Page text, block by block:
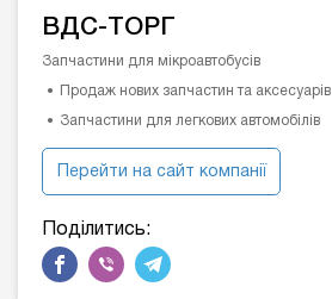
ВДС-ТОРГ
Запчастини для мікроавтобусів
Продаж нових запчастин та аксесуарів
Запчастини для легкових автомобілів
Перейти на сайт компанії
Поділитись: